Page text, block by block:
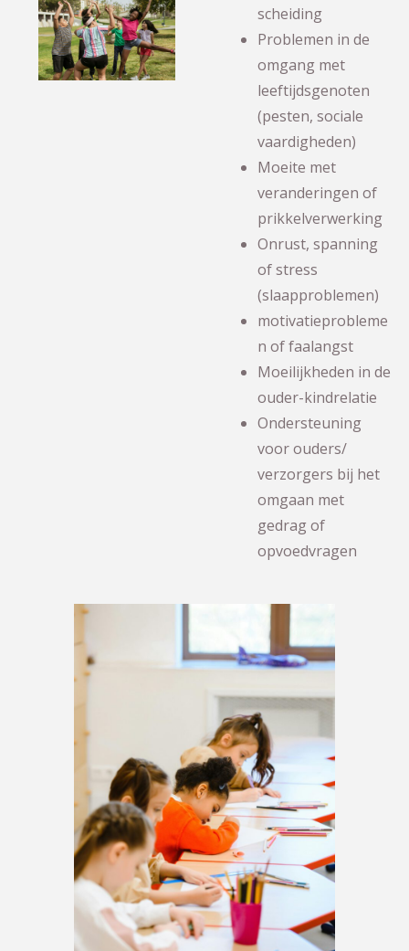
scheiding
Problemen in de
omgang met
leeftijdsgenoten
(pesten, sociale
vaardigheden)
Moeite met
veranderingen of
prikkelverwerking
Onrust, spanning
of stress
(slaapproblemen)
motivatieprobleme
n of faalangst
Moeilijkheden in de
ouder-kindrelatie
Ondersteuning
voor ouders/
verzorgers bij het
omgaan met
gedrag of
opvoedvragen